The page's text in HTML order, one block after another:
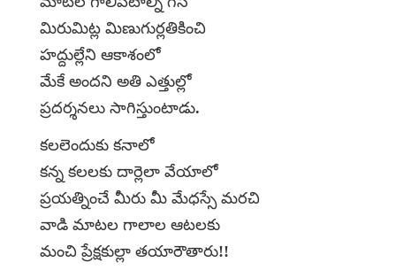
మిరుమిట్ల మిణుగుర్లతికించి
హద్దుల్లేని ఆకాశంలో
మేకే అందని అతి ఎత్తుల్లో
ప్రదర్శనలు సాగిస్తుంటాడు.
కలలెందుకు కనాలో
కన్న కలలకు దార్లెలా వేయాలో
ప్రయత్నించే మీరు మీ మేధస్సే మరచి
వాడి మాటల గాలాల ఆటలకు
మంచి ప్రేక్షకుల్లా తయారౌతారు!!